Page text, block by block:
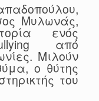
Μυλωνάς,
ενός
από
Μιλούν
ο θύτης
του